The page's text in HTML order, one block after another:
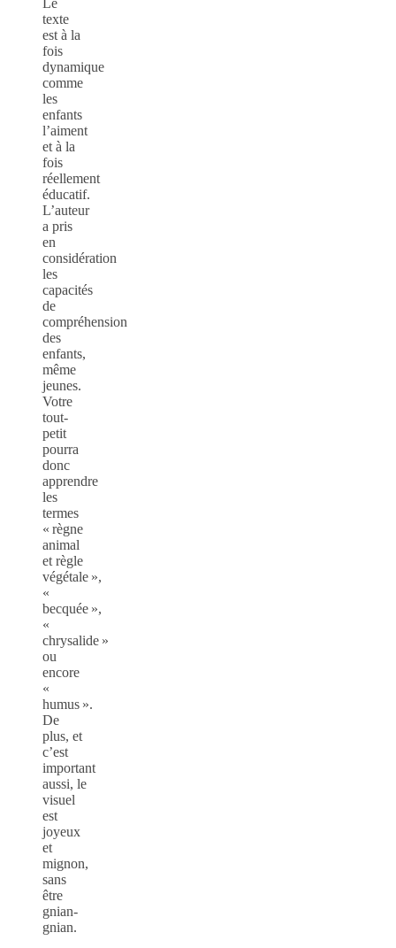
texte
est à la
fois
dynamique
comme
les
enfants
l’aiment
et à la
fois
réellement
éducatif.
L’auteur
a pris
en
considération
les
capacités
de
compréhension
des
enfants,
même
jeunes.
Votre
tout-
petit
pourra
donc
apprendre
les
termes
« règne
animal
et règle
végétale »,
«
becquée »,
«
chrysalide »
ou
encore
«
humus ».
De
plus, et
c’est
important
aussi, le
visuel
est
joyeux
et
mignon,
sans
être
gnian-
gnian.